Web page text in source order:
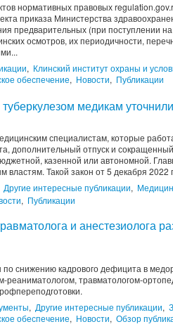
нормативных правовых
приказа Министерства
предварительных (при поступлении
осмотров, их периодичности,
, Клинский институт охраны и
обеспечение, Новости, Публикации
медикам уточнили
специалистам, которые
дополнительный отпуск и сокращенный
казенной или автономной.
Такой закон от 5 декабря 2022
Другие интересные публикации,
, Публикации
и анестезиолога
снижению кадрового дефицита в
реаниматологом, травматологом-
, Другие интересные публикации,
обеспечение, Новости, Обзор